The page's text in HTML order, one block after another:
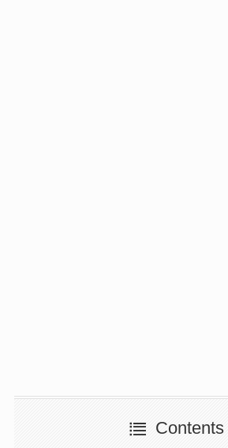
Contents